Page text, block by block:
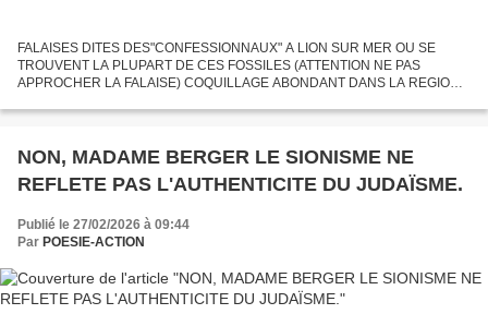
FALAISES DITES DES"CONFESSIONNAUX" A LION SUR MER OU SE
TROUVENT LA PLUPART DE CES FOSSILES (ATTENTION NE PAS
APPROCHER LA FALAISE) COQUILLAGE ABONDANT DANS LA REGION
FORME DE CORAIL Autre fragment...
NON, MADAME BERGER LE SIONISME NE
REFLETE PAS L'AUTHENTICITE DU JUDAÏSME.
Publié le 27/02/2026 à 09:44
Par POESIE-ACTION